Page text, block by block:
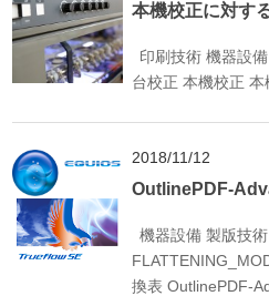
本機校正に対す
印刷技術 機器設備
台校正 本機校正 本
2018/11/12
OutlinePDF-
機器設備 製版技術
換表 OutlinePDF-